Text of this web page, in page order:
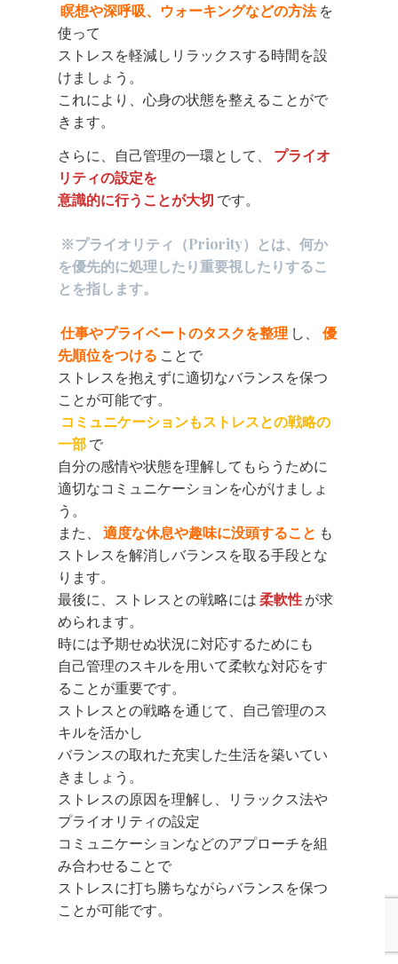
瞑想や深呼吸、ウォーキングなどの方法 を
使って
ストレスを軽減しリラックスする時間を設
けましょう。
これにより、心身の状態を整えることがで
きます。
さらに、自己管理の一環として、
プライオ
リティの設定を
意識的に行うことが大切 です。
※プライオリティ（Priority）とは、何か
を優先的に処理したり重要視したりするこ
とを指します。
仕事やプライベートのタスクを整理 し、
優
先順位をつける ことで
ストレスを抱えずに適切なバランスを保つ
ことが可能です。
コミュニケーションもストレスとの戦略の
一部で
自分の感情や状態を理解してもらうために
適切なコミュニケーションを心がけましょ
う。
また、
適度な休息や趣味に没頭すること も
ストレスを解消しバランスを取る手段とな
ります。
最後に、ストレスとの戦略には柔軟性が求
められます。
時には予期せぬ状況に対応するためにも
自己管理のスキルを用いて柔軟な対応をす
ることが重要です。
ストレスとの戦略を通じて、自己管理のス
キルを活かし
バランスの取れた充実した生活を築いてい
きましょう。
ストレスの原因を理解し、リラックス法や
プライオリティの設定
コミュニケーションなどのアプローチを組
み合わせることで
ストレスに打ち勝ちながらバランスを保つ
ことが可能です。